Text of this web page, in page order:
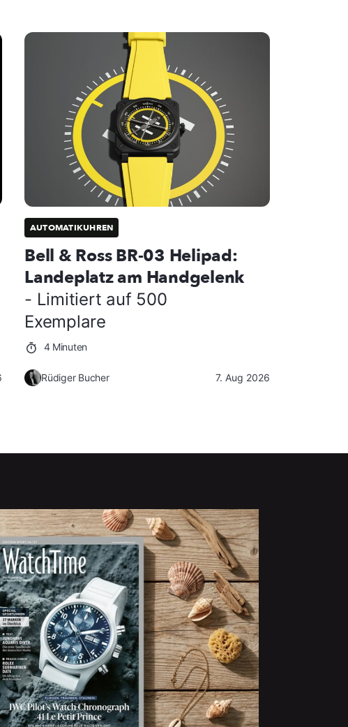
AUTOMATIKUHREN
Bell & Ross BR-03 Helipad:
Landeplatz am Handgelenk
- Limitiert auf 500
Exemplare
4 Minuten
Rüdiger Bucher 7. Aug 2026